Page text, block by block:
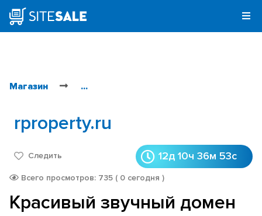
Магазин ...
rproperty.ru
Следить 12д 10ч 36м 53с
Всего просмотров: 735 ( 0 сегодня )
Красивый звучный домен